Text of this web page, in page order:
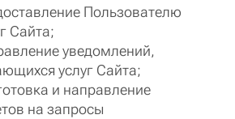
Пользователю
Сайта;
уведомлений,
услуг Сайта;
и направление
на запросы